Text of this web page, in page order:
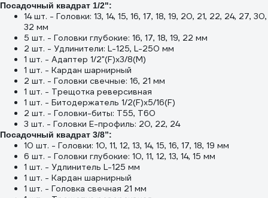
Посадочный квадрат 1/2":
14 шт. - Головки: 13, 14, 15, 16, 17, 18, 19, 20, 21, 22, 24, 27, 30,
32 мм
5 шт. - Головки глубокие: 16, 17, 18, 19, 22 мм
2 шт. - Удлинители: L-125, L-250 мм
1 шт. - Адаптер 1/2"(F)x3/8(M)
1 шт. - Кардан шарнирный
2 шт. - Головки свечные: 16, 21 мм
1 шт. - Трещотка реверсивная
1 шт. - Битодержатель 1/2(F)x5/16(F)
2 шт. - Головки-биты: T55, T60
3 шт. - Головки Е-профиль: 20, 22, 24
Посадочный квадрат 3/8”:
10 шт. - Головки: 10, 11, 12, 13, 14, 15, 16, 17, 18, 19 мм
6 шт. - Головки глубокие: 10, 11, 12, 13, 14, 15 мм
1 шт. - Удлинитель L-125 мм
1 шт. - Кардан шарнирный
1 шт. - Головка свечная 21 мм